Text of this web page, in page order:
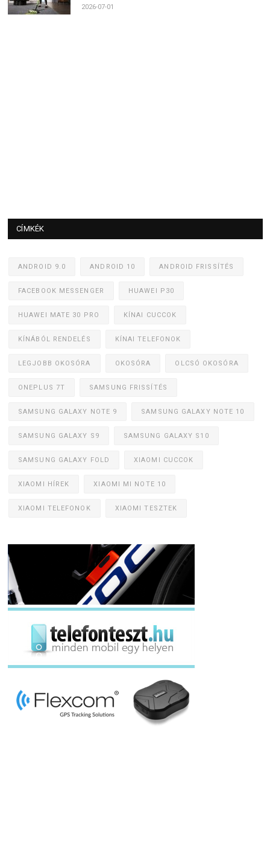
2026-07-01
CÍMKÉK
ANDROID 9.0 ANDROID 10 ANDROID FRISSÍTÉS
FACEBOOK MESSENGER HUAWEI P30
HUAWEI MATE 30 PRO KÍNAI CUCCOK
KÍNÁBÓL RENDELÉS KÍNAI TELEFONOK
LEGJOBB OKOSÓRA OKOSÓRA OLCSÓ OKOSÓRA
ONEPLUS 7T SAMSUNG FRISSÍTÉS
SAMSUNG GALAXY NOTE 9 SAMSUNG GALAXY NOTE 10
SAMSUNG GALAXY S9 SAMSUNG GALAXY S10
SAMSUNG GALAXY FOLD XIAOMI CUCCOK
XIAOMI HÍREK XIAOMI MI NOTE 10
XIAOMI TELEFONOK XIAOMI TESZTEK